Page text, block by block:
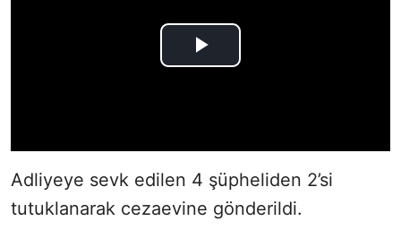
Adliyeye sevk edilen 4 şüpheliden 2’si
tutuklanarak cezaevine gönderildi.